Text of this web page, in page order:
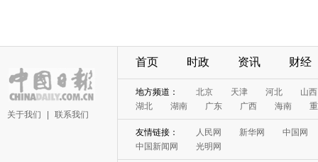
关于我们 联系我们
首页 时政 资讯 财经
地方频道： 北京 天津 河北
山西
湖北
湖南 广东 广西 海南
友情链接： 人民网 新华网
中国网
中国新闻网
光明网